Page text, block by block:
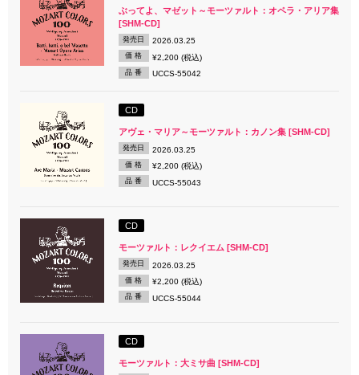
ぶってよ、マゼット～モーツァルト：オペラ・アリア集
[SHM-CD]
発売日 2026.03.25
価 格 ¥2,200 (税込)
品 番 UCCS-55042
CD
アヴェ・マリア～モーツァルト：カノン集 [SHM-CD]
発売日 2026.03.25
価 格 ¥2,200 (税込)
品 番 UCCS-55043
CD
モーツァルト：レクイエム [SHM-CD]
発売日 2026.03.25
価 格 ¥2,200 (税込)
品 番 UCCS-55044
CD
モーツァルト：大ミサ曲 [SHM-CD]